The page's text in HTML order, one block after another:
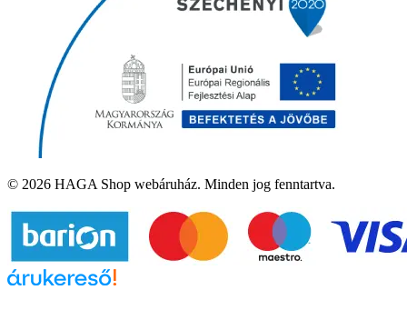
© 2026 HAGA Shop webáruház. Minden jog fenntartva.